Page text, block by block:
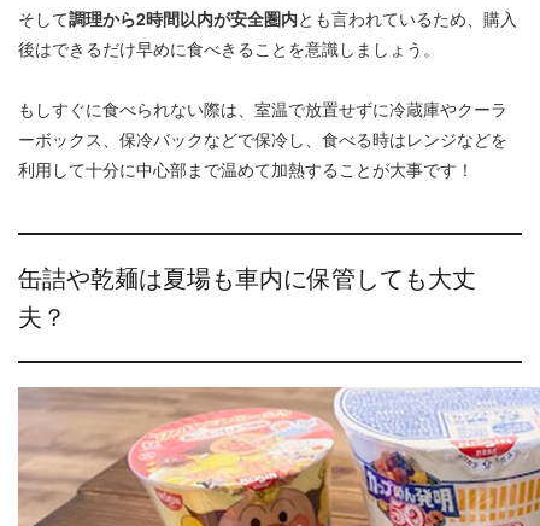
そして調理から2時間以内が安全圏内とも言われているため、購入
後はできるだけ早めに食べきることを意識しましょう。
もしすぐに食べられない際は、室温で放置せずに冷蔵庫やクーラ
ーボックス、保冷バックなどで保冷し、食べる時はレンジなどを
利用して十分に中心部まで温めて加熱することが大事です！
缶詰や乾麺は夏場も車内に保管しても大丈
夫？